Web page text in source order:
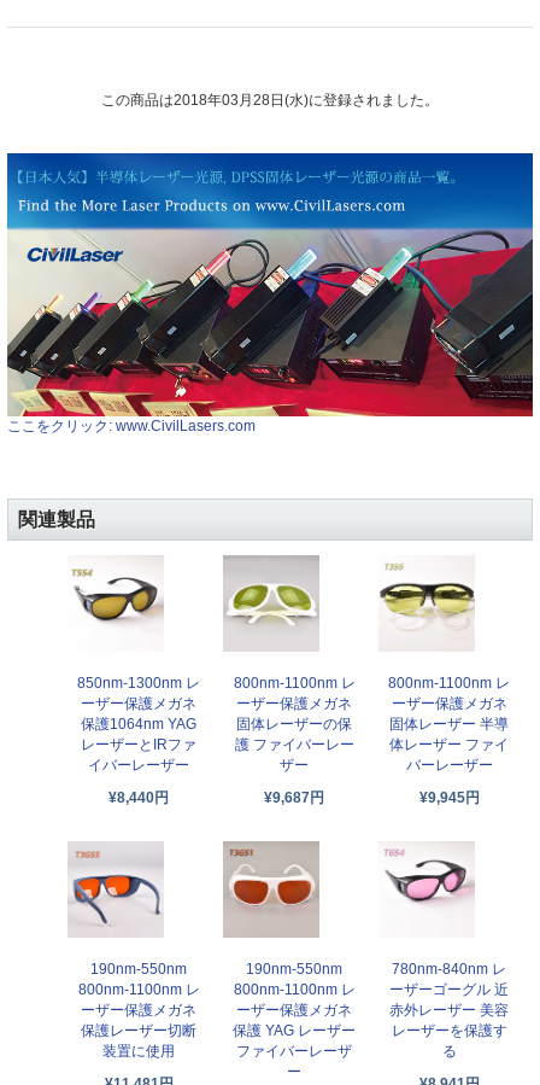
この商品は2018年03月28日(水)に登録されました。
ここをクリック: www.CivilLasers.com
関連製品
850nm-1300nm レ
ーザー保護メガネ
保護1064nm YAG
レーザーとIRファ
イバーレーザー
¥8,440円
800nm-1100nm レ
ーザー保護メガネ
固体レーザーの保
護 ファイバーレー
ザー
¥9,687円
800nm-1100nm レ
ーザー保護メガネ
固体レーザー 半導
体レーザー ファイ
バーレーザー
¥9,945円
190nm-550nm
800nm-1100nm レ
ーザー保護メガネ
保護レーザー切断
装置に使用
190nm-550nm
800nm-1100nm レ
ーザー保護メガネ
保護 YAG レーザー
ファイバーレーザ
ー
780nm-840nm レ
ーザーゴーグル 近
赤外レーザー 美容
レーザーを保護す
る